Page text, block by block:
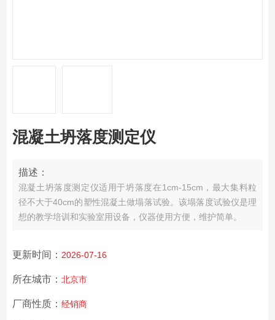
混凝土坍落度测定仪
描述：
混凝土坍落度测定仪适用于坍落度在1cm-15cm，最大集料粒
径不大于40cm的塑性混凝土做塌落试验。该塌落度试验仪是理
想的教学培训和实验室用设备，仪器使用方便，维护简单。
更新时间： 2026-07-16
所在城市： 北京市
厂商性质： 经销商